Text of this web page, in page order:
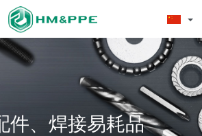
件、焊接易耗品